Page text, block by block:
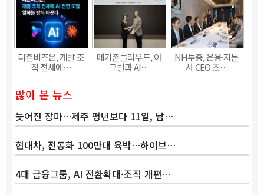
더존비즈온, 개발 조
직 전체에…
메가존클라우드, 아
크릴과 AI…
NH투증, 운용·자문
사 CEO 초…
많이 본 뉴스
늦어진 장마…제주 평년보다 11일, 남…
현대차, 전동화 100만대 육박…하이브…
4대 금융그룹, AI 전환확대·조직 개편…